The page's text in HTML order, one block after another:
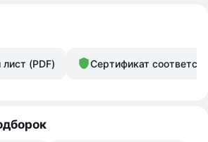
(PDF) Сертификат